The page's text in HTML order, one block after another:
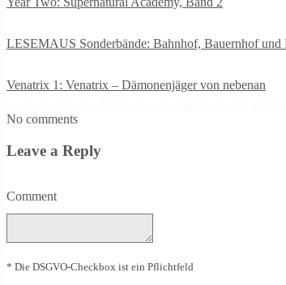
LESEMAUS Sonderbände: Bahnhof, Bauernhof und
Venatrix 1: Venatrix – Dämonenjäger von nebenan
No comments
Leave a Reply
Comment
* Die DSGVO-Checkbox ist ein Pflichtfeld